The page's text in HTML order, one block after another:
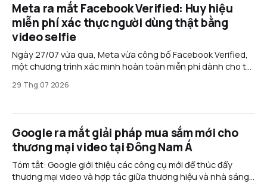
Meta ra mắt Facebook Verified: Huy hiệu
miễn phí xác thực người dùng thật bằng
video selfie
Ngày 27/07 vừa qua, Meta vừa công bố Facebook Verified,
một chương trình xác minh hoàn toàn miễn phí dành cho tài
thuê bao như Meta Verified, tính năng mới sử dụng video
29 Thg 07 2026
Google ra mắt giải pháp mua sắm mới cho
thương mại video tại Đông Nam Á
Tóm tắt: Google giới thiệu các công cụ mới để thúc đẩy
thương mại video và hợp tác giữa thương hiệu và nhà sáng